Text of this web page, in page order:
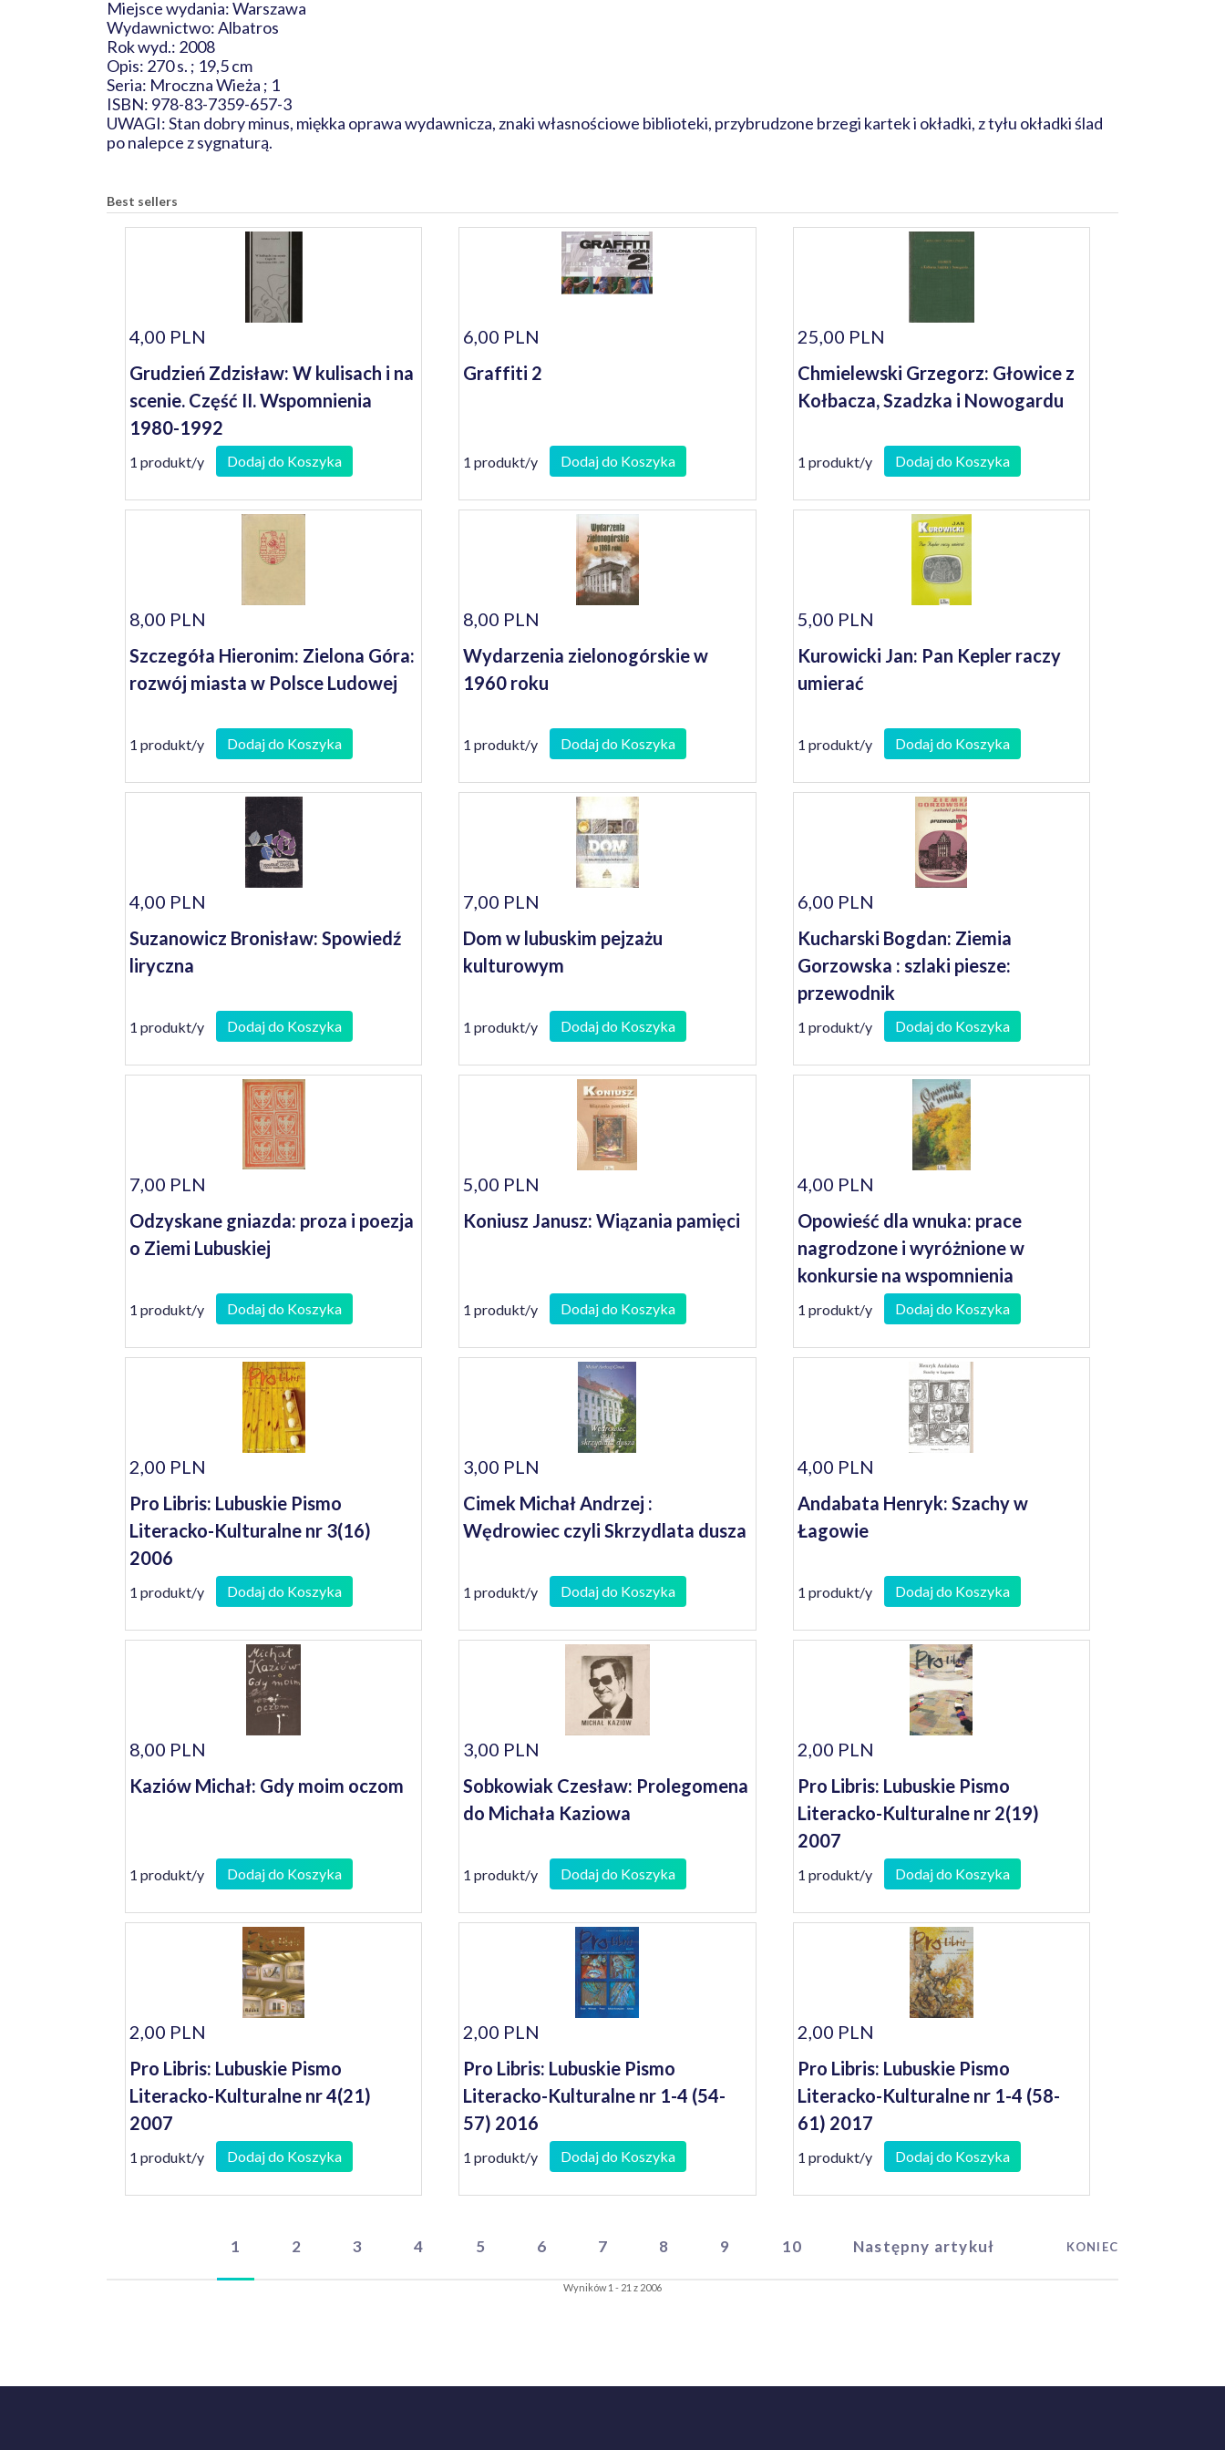
Miejsce wydania: Warszawa
Wydawnictwo: Albatros
Rok wyd.: 2008
Opis: 270 s. ; 19,5 cm
Seria: Mroczna Wieża ; 1
ISBN: 978-83-7359-657-3
UWAGI: Stan dobry minus, miękka oprawa wydawnicza, znaki własnościowe biblioteki, przybrudzone brzegi kartek i okładki, z tyłu okładki ślad
po nalepce z sygnaturą.
Best sellers
4,00 PLN
Grudzień Zdzisław: W kulisach i na
scenie. Część II. Wspomnienia
1980-1992
1 produkt/y Dodaj do Koszyka
6,00 PLN
Graffiti 2
1 produkt/y Dodaj do Koszyka
25,00 PLN
Chmielewski Grzegorz: Głowice z
Kołbacza, Szadzka i Nowogardu
1 produkt/y Dodaj do Koszyka
8,00 PLN
Szczegóła Hieronim: Zielona Góra:
rozwój miasta w Polsce Ludowej
1 produkt/y Dodaj do Koszyka
8,00 PLN
Wydarzenia zielonogórskie w
1960 roku
1 produkt/y Dodaj do Koszyka
5,00 PLN
Kurowicki Jan: Pan Kepler raczy
umierać
1 produkt/y Dodaj do Koszyka
4,00 PLN
Suzanowicz Bronisław: Spowiedź
liryczna
1 produkt/y Dodaj do Koszyka
7,00 PLN
Dom w lubuskim pejzażu
kulturowym
1 produkt/y Dodaj do Koszyka
6,00 PLN
Kucharski Bogdan: Ziemia
Gorzowska : szlaki piesze:
przewodnik
1 produkt/y Dodaj do Koszyka
7,00 PLN
Odzyskane gniazda: proza i poezja
o Ziemi Lubuskiej
1 produkt/y Dodaj do Koszyka
5,00 PLN
Koniusz Janusz: Wiązania pamięci
1 produkt/y Dodaj do Koszyka
4,00 PLN
Opowieść dla wnuka: prace
nagrodzone i wyróżnione w
konkursie na wspomnienia
seniorów
1 produkt/y Dodaj do Koszyka
2,00 PLN
Pro Libris: Lubuskie Pismo
Literacko-Kulturalne nr 3(16)
2006
1 produkt/y Dodaj do Koszyka
3,00 PLN
Cimek Michał Andrzej :
Wędrowiec czyli Skrzydlata dusza
1 produkt/y Dodaj do Koszyka
4,00 PLN
Andabata Henryk: Szachy w
Łagowie
1 produkt/y Dodaj do Koszyka
8,00 PLN
Kaziów Michał: Gdy moim oczom
1 produkt/y Dodaj do Koszyka
3,00 PLN
Sobkowiak Czesław: Prolegomena
do Michała Kaziowa
1 produkt/y Dodaj do Koszyka
2,00 PLN
Pro Libris: Lubuskie Pismo
Literacko-Kulturalne nr 2(19)
2007
1 produkt/y Dodaj do Koszyka
2,00 PLN
Pro Libris: Lubuskie Pismo
Literacko-Kulturalne nr 4(21)
2007
1 produkt/y Dodaj do Koszyka
2,00 PLN
Pro Libris: Lubuskie Pismo
Literacko-Kulturalne nr 1-4 (54-
57) 2016
1 produkt/y Dodaj do Koszyka
2,00 PLN
Pro Libris: Lubuskie Pismo
Literacko-Kulturalne nr 1-4 (58-
61) 2017
1 produkt/y Dodaj do Koszyka
1 2 3 4 5 6 7 8 9 10 Następny artykuł KONIEC
Wyników 1 - 21 z 2006